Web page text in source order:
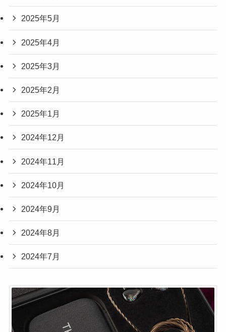
2025年5月
2025年4月
2025年3月
2025年2月
2025年1月
2024年12月
2024年11月
2024年10月
2024年9月
2024年8月
2024年7月